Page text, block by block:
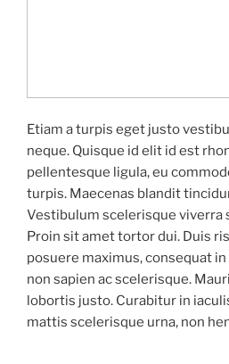
Etiam a turpis eget justo
neque. Quisque id elit id est
pellentesque ligula, eu
turpis. Maecenas blandit
Vestibulum scelerisque viverra
Proin sit amet tortor dui. Duis
posuere maximus, consequat
non sapien ac scelerisque.
lobortis justo. Curabitur in
mattis scelerisque urna, non